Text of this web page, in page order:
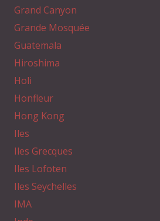
Grand Canyon
Grande Mosquée
Guatemala
Hiroshima
Holi
Honfleur
Hong Kong
Iles
Iles Grecques
Iles Lofoten
Iles Seychelles
IMA